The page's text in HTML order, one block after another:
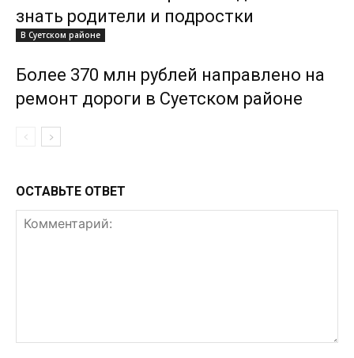
знать родители и подростки
В Суетском районе
Более 370 млн рублей направлено на
ремонт дороги в Суетском районе
ОСТАВЬТЕ ОТВЕТ